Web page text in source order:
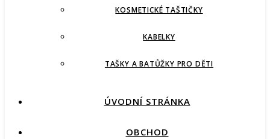
KOSMETICKÉ TAŠTIČKY
KABELKY
TAŠKY A BATŮŽKY PRO DĚTI
ÚVODNÍ STRÁNKA
OBCHOD